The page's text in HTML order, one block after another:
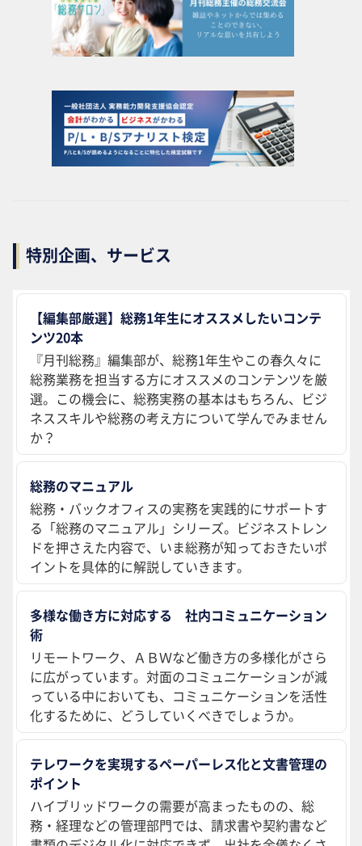
特別企画、サービス
【編集部厳選】総務1年生にオススメしたいコンテ
ンツ20本
『月刊総務』編集部が、総務1年生やこの春久々に
総務業務を担当する方にオススメのコンテンツを厳
選。この機会に、総務実務の基本はもちろん、ビジ
ネススキルや総務の考え方について学んでみません
か？
総務のマニュアル
総務・バックオフィスの実務を実践的にサポートす
る「総務のマニュアル」シリーズ。ビジネストレン
ドを押さえた内容で、いま総務が知っておきたいポ
イントを具体的に解説していきます。
多様な働き方に対応する 社内コミュニケーション
術
リモートワーク、ＡＢＷなど働き方の多様化がさら
に広がっています。対面のコミュニケーションが減
っている中においても、コミュニケーションを活性
化するために、どうしていくべきでしょうか。
テレワークを実現するペーパーレス化と文書管理の
ポイント
ハイブリッドワークの需要が高まったものの、総
務・経理などの管理部門では、請求書や契約書など